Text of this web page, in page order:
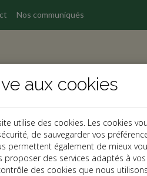
Nos communiqués
aux cookies
utilise des cookies. Les cookies
de sauvegarder vos
permettent également de mieux
proposer des services adaptés à vos
des cookies que nous